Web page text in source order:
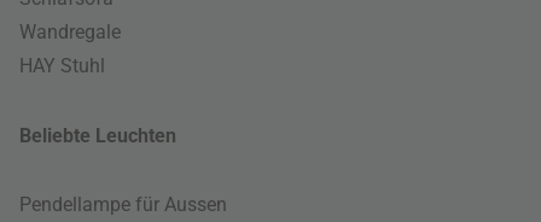
Wandregale
HAY Stuhl
Beliebte Leuchten
Pendellampe für Aussen